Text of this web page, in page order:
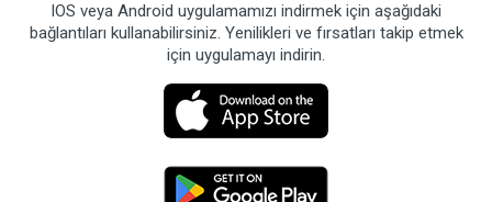
IOS veya Android uygulamamızı indirmek için aşağıdaki
bağlantıları kullanabilirsiniz. Yenilikleri ve fırsatları takip etmek
için uygulamayı indirin.